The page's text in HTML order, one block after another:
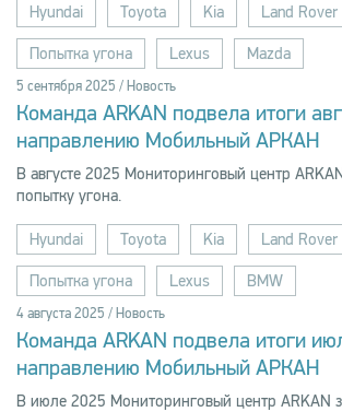
Hyundai Toyota Kia Land Rover
Попытка угона Lexus Mazda
5 сентября 2025 / Новость
Команда ARKAN подвела итоги
направлению Мобильный АРКАН
В августе 2025 Мониторинговый центр
попытку угона.
Hyundai Toyota Kia Land Rover
Попытка угона Lexus BMW
4 августа 2025 / Новость
Команда ARKAN подвела итоги
направлению Мобильный АРКАН
В июле 2025 Мониторинговый центр ARKAN